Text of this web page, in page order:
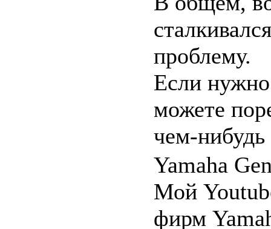
проблему.
Если нужно
можете
чем-
Yamaha
Мой
фирм